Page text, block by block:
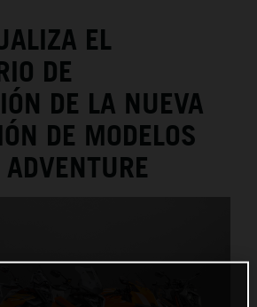
EL
DE
DE LA NUEVA
DE MODELOS